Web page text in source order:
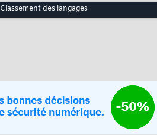
Classement des langages